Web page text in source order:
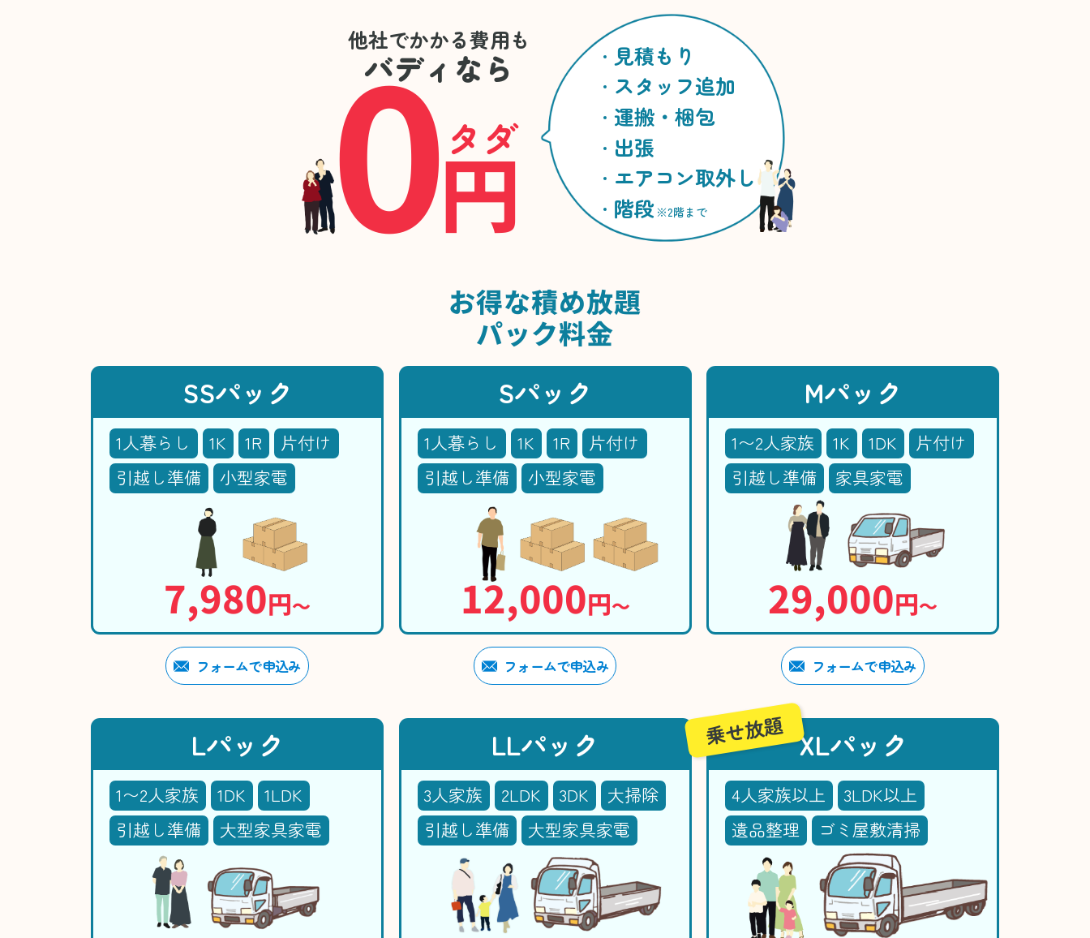
他社でかかる費用も
バディなら
0円
タダ
見積もり
スタッフ追加
運搬・梱包
出張
エアコン取外し
階段 ※2階まで
お得な積め放題
パック料金
SSパック
1人暮らし 1K 1R
片付け
引越し準備
小型家電
7,980円〜
フォームで申込み
Sパック
1人暮らし 1K 1R
片付け
引越し準備
小型家電
12,000円〜
フォームで申込み
Mパック
1〜2人家族 1K 1DK
片付け
引越し準備
家具家電
29,000円〜
フォームで申込み
Lパック
1〜2人家族 1DK
1LDK
引越し準備
大型家具家電
LLパック
3人家族 2LDK 3DK
大掃除
引越し準備
大型家具家電
XLパック
4人家族以上
3LDK以上
遺品整理
ゴミ屋敷清掃
乗せ放題